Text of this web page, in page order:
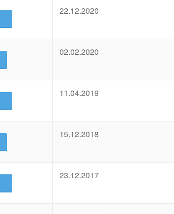
22.12.2020
02.02.2020
11.04.2019
15.12.2018
23.12.2017